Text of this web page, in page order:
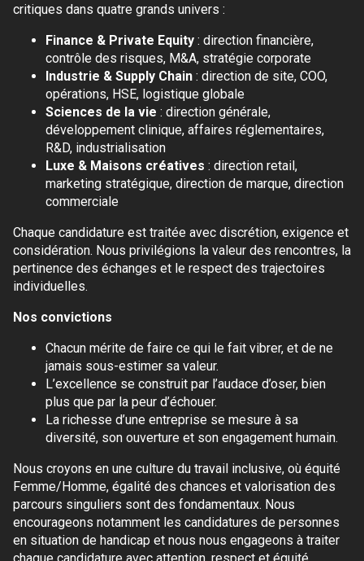
critiques dans quatre grands univers :
Finance & Private Equity : direction financière,
contrôle des risques, M&A, stratégie corporate
Industrie & Supply Chain : direction de site, COO,
opérations, HSE, logistique globale
Sciences de la vie : direction générale,
développement clinique, affaires réglementaires,
R&D, industrialisation
Luxe & Maisons créatives : direction retail,
marketing stratégique, direction de marque, direction
commerciale
Chaque candidature est traitée avec discrétion, exigence et
considération. Nous privilégions la valeur des rencontres, la
pertinence des échanges et le respect des trajectoires
individuelles.
Nos convictions
Chacun mérite de faire ce qui le fait vibrer, et de ne
jamais sous-estimer sa valeur.
L’excellence se construit par l’audace d’oser, bien
plus que par la peur d’échouer.
La richesse d’une entreprise se mesure à sa
diversité, son ouverture et son engagement humain.
Nous croyons en une culture du travail inclusive, où équité
Femme/Homme, égalité des chances et valorisation des
parcours singuliers sont des fondamentaux. Nous
encourageons notamment les candidatures de personnes
en situation de handicap et nous nous engageons à traiter